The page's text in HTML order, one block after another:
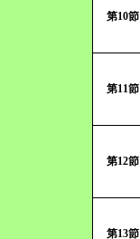
第10節
第11節
第12節
第13節